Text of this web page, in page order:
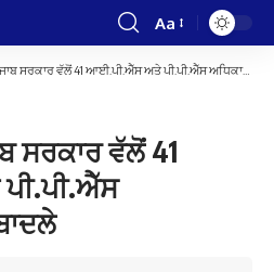
Font
Resizer
Aa
ਸਰਕਾਰ ਵੱਲੋਂ 41 ਆਈ.ਪੀ.ਐੱਸ ਅਤੇ ਪੀ.ਪੀ.ਐੱਸ ਅਧਿਕਾਰੀਆਂ ਦੇ ਤਬਾਦਲੇ
ਸਰਕਾਰ ਵੱਲੋਂ 41